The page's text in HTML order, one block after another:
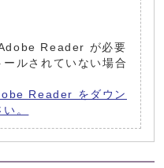
Reader が必要
ルされていない場合
Reader をダウン
。